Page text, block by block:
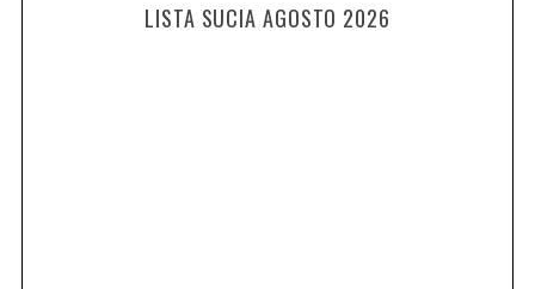
LISTA SUCIA AGOSTO 2026